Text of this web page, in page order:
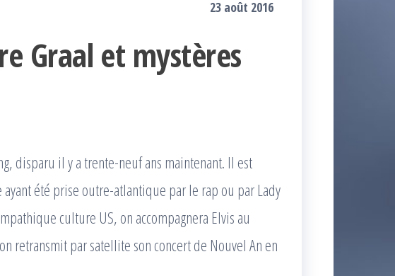
23 août 2016
Graal et mystères
disparu il y a trente-neuf ans maintenant. Il est
été prise outre-atlantique par le rap ou par Lady
culture US, on accompagnera Elvis au
retransmit par satellite son concert de Nouvel An en